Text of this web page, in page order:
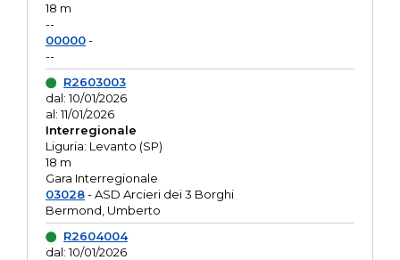
18 m
--
00000-
--
R2603003
dal: 10/01/2026
al: 11/01/2026
Interregionale
Liguria: Levanto (SP)
18 m
Gara Interregionale
03028- ASD Arcieri dei 3 Borghi
Bermond, Umberto
R2604004
dal: 10/01/2026